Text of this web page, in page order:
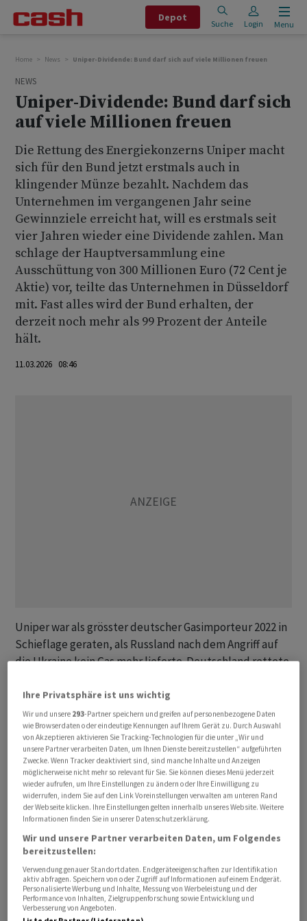
Depot
Suche Login Menu
Home News Uniper-Dividende: Bund darf sich auf viele Millionen freuen
NEWS
Uniper-Dividende: Bund darf sich
auf viele Millionen freuen
Die Rettung des Energiekonzerns Uniper macht
sich für den Bund jetzt erstmals auch in
klingender Münze bezahlt. Nachdem das
Unternehmen im vergangenen Jahr seine
Gewinnziele erreicht hat, will es erstmals seit
vier Jahren wieder eine Dividende zahlen. Man
schlage der Hauptversammlung eine
Ausschüttung von 300 Millionen Euro (72 Cent je
Aktie) vor, teilte das Unternehmen in Düsseldorf
mit. Fast alles wird der Bund erhalten, der
derzeit noch mehr als 99 Prozent der Anteile
hält.
11.03.2026 08:46
Uniper war als grösster deutscher Gasimporteur 2022 in
Schieflage geraten, als Russland nach dem Angriff auf
die Ukraine kein Gas mehr lieferte. Deutschland rettete
Mehrheitseigentümer. Im Rahmen des
Stabilisierungspakets wurde ein Dividendenverbot
vereinbart. Dies hob der Bund Ende 2025 auf. Bis Ende
2028 muss der Staat seine Beteiligung auf höchstens 25
Prozent plus eine Aktie reduzieren.
Uniper-Chef sieht Dividende als «Zeichen finanzieller
Stabilität»
«Die Möglichkeit, wieder Dividenden zahlen zu können,
ist ein Zeichen der finanziellen Stabilität und ein
wesentlicher Baustein für die Kapitalmarktfähigkeit
von Uniper», erklärte Uniper-Chef Michael Lewis laut
der Mitteilung.
Ihre Privatsphäre ist uns wichtig
Wir und unsere 293-Partner speichern und greifen auf personenbezogene Daten
wie Browserdaten oder eindeutige Kennungen auf Ihrem Gerät zu. Durch Auswahl
von Akzeptieren aktivieren Sie Tracking-Technologien für die unter „Wir und
unsere Partner verarbeiten Daten, um Ihnen Dienste bereitzustellen“ aufgeführten
Zwecke. Wenn Tracker deaktiviert sind, sind manche Inhalte und Anzeigen
möglicherweise nicht mehr so relevant für Sie. Sie können dieses Menü jederzeit
wieder aufrufen, um Ihre Einstellungen zu ändern oder Ihre Einwilligung zu
widerrufen, indem Sie auf den Link Voreinstellungen verwalten am unteren Rand
der Webseite klicken. Ihre Einstellungen gelten innerhalb unseres Website. Weitere
Informationen finden Sie in unserer Datenschutzerklärung.
Wir und unsere Partner verarbeiten Daten, um Folgendes
bereitzustellen:
Verwendung genauer Standortdaten. Endgeräteeigenschaften zur Identifikation
aktiv abfragen. Speichern von oder Zugriff auf Informationen auf einem Endgerät.
Personalisierte Werbung und Inhalte, Messung von Werbeleistung und der
Performance von Inhalten, Zielgruppenforschung sowie Entwicklung und
Verbesserung von Angeboten.